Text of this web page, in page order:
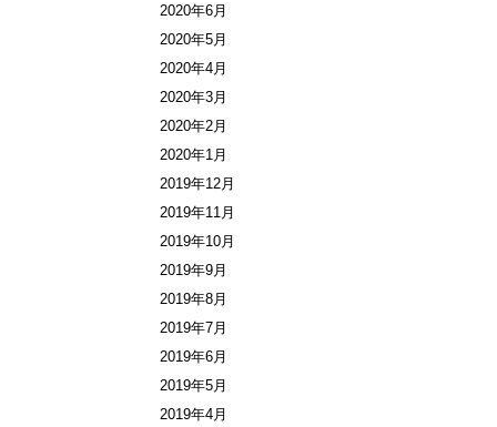
2020年6月
2020年5月
2020年4月
2020年3月
2020年2月
2020年1月
2019年12月
2019年11月
2019年10月
2019年9月
2019年8月
2019年7月
2019年6月
2019年5月
2019年4月